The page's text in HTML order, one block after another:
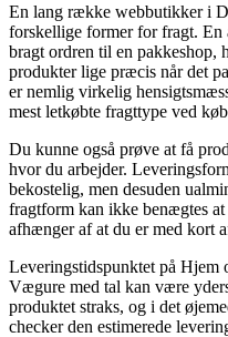
En lang række webbutikker i
forskellige former for fragt. En
bragt ordren til en pakkeshop,
produkter lige præcis når det
er nemlig virkelig
mest letkøbte fragttype ved
Du kunne også prøve at få
hvor du arbejder.
bekostelig, men desuden
fragtform kan ikke benægtes
afhænger af at du er med kort
Leveringstidspunktet på Hjem
Vægure med tal kan være
produktet straks, og i det
checker den estimerede